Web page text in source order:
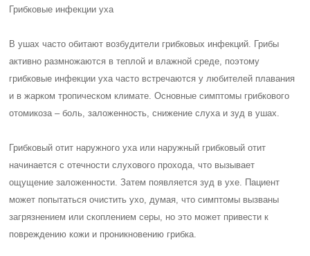
Грибковые инфекции уха
В ушах часто обитают возбудители грибковых инфекций. Грибы
активно размножаются в теплой и влажной среде, поэтому
грибковые инфекции уха часто встречаются у любителей плавания
и в жарком тропическом климате. Основные симптомы грибкового
отомикоза – боль, заложенность, снижение слуха и зуд в ушах.
Грибковый отит наружного уха или наружный грибковый отит
начинается с отечности слухового прохода, что вызывает
ощущение заложенности. Затем появляется зуд в ухе. Пациент
может попытаться очистить ухо, думая, что симптомы вызваны
загрязнением или скоплением серы, но это может привести к
повреждению кожи и проникновению грибка.